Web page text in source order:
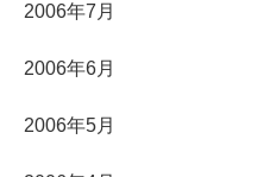
2006年7月
2006年6月
2006年5月